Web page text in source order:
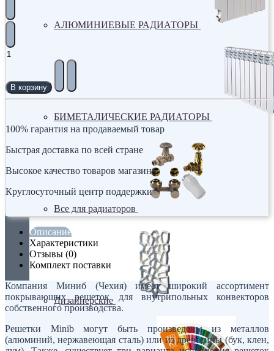
АЛЮМИНИЕВЫЕ РАДИАТОРЫ
БИМЕТАЛИЧЕСКИЕ РАДИАТОРЫ
Все для радиаторов
Дизайнерские
В корзину
100% гарантия на продаваемый товар
Быстрая доставка по всей стране
Высокое качество товаров магазина
Круглосуточный центр поддержки
Описание
Характеристики
Отзывы (0)
Комплект поставки
Компания Миниб (Чехия) имеет широкий ассортимент
покрывающих решеток для внутрипольных конвекторов
собственного производства.
Решетки Minib могут быть произведены из металлов
(алюминий, нержавеющая сталь) или из древесины (бук, клен,